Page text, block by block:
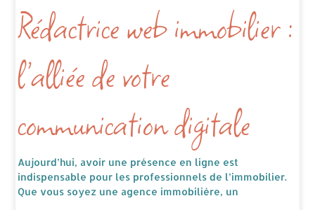
Rédactrice web immobilier :
l’alliée de votre
communication digitale
Aujourd’hui, avoir une présence en ligne est
indispensable pour les professionnels de l’immobilier.
Que vous soyez une agence immobilière, un